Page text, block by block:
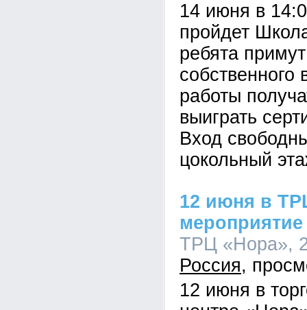
14 июня в
пройдет
ребята
работы
выиграть
Вход
цокольный
12 июня в
ТРЦ «Нора»,
Россия
12 июня в